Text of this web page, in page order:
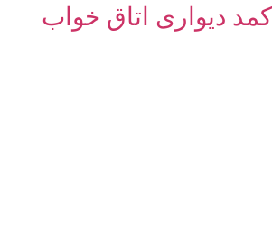
کمد دیواری اتاق خواب